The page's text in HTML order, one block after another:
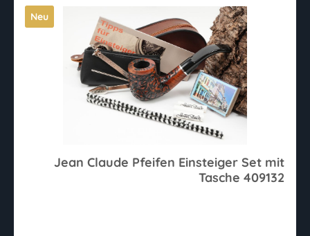
Neu
Jean Claude Pfeifen Einsteiger Set mit
Tasche 409132